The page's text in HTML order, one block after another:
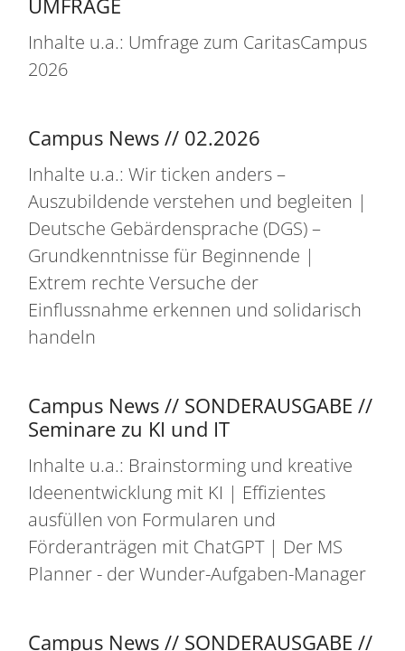
UMFRAGE
Inhalte u.a.: Umfrage zum CaritasCampus
2026
Campus News // 02.2026
Inhalte u.a.: Wir ticken anders –
Auszubildende verstehen und begleiten |
Deutsche Gebärdensprache (DGS) –
Grundkenntnisse für Beginnende |
Extrem rechte Versuche der
Einflussnahme erkennen und solidarisch
handeln
Campus News // SONDERAUSGABE //
Seminare zu KI und IT
Inhalte u.a.: Brainstorming und kreative
Ideenentwicklung mit KI | Effizientes
ausfüllen von Formularen und
Förderanträgen mit ChatGPT | Der MS
Planner - der Wunder-Aufgaben-Manager
Campus News // SONDERAUSGABE //